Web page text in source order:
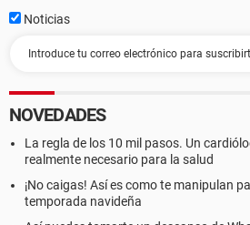
Noticias
NOVEDADES
La regla de los 10 mil pasos. Un
realmente necesario para la salud
¡No caigas! Así es como te manipulan
temporada navideña